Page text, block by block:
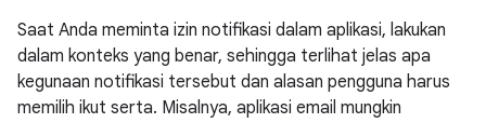
Saat Anda meminta izin notifikasi dalam aplikasi, lakukan
dalam konteks yang benar, sehingga terlihat jelas apa
kegunaan notifikasi tersebut dan alasan pengguna harus
memilih ikut serta. Misalnya, aplikasi email mungkin